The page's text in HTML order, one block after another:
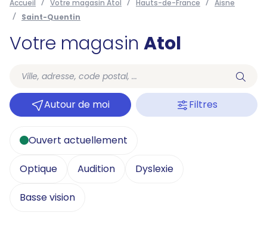
Accueil Votre magasin Atol Hauts-de-France
Aisne
Saint-Quentin
Votre magasin Atol
Autour de moi Filtres
Ouvert actuellement
Optique Audition Dyslexie
Basse vision